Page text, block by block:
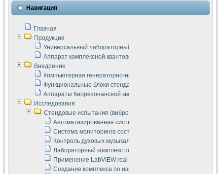
Навигация
Главная
Продукция
Универсальный лабораторный стенд "Сигнал-USB"
Аппарат комплексной квантовой терапии Интроскан
Внедрение
Компьютерная генераторно-измерительная система
Функциональные блоки стенда "Сигнал-USB"
Аппараты биорезонансной квантовой терапии серии СКАН
Исследования
Стендовые испытания (виброакустика, тензометрия и т.п.)
Автоматизированная система измерения параметров
Система мониторинга состояния тяговых
Контроль духовых музыкальных инструментов
Лабораторный комплекс по исследованию элементной
Применение LabVIEW real-time module для
Создание комплекса по измерению скорости подвижного